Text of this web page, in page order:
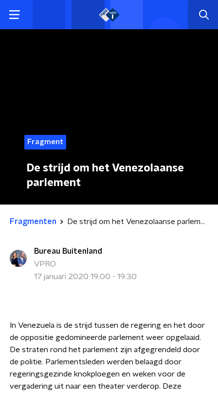
Fragment
De strijd om het Venezolaanse
parlement
Fragmenten De strijd om het Venezolaanse parlement
Bureau Buitenland
VPRO
17 januari 2020 19:00 - 19:30
In Venezuela is de strijd tussen de regering en het door
de oppositie gedomineerde parlement weer opgelaaid.
De straten rond het parlement zijn afgegrendeld door
de politie. Parlementsleden werden belaagd door
regeringsgezinde knokploegen en weken voor de
vergadering uit naar een theater verderop. Deze